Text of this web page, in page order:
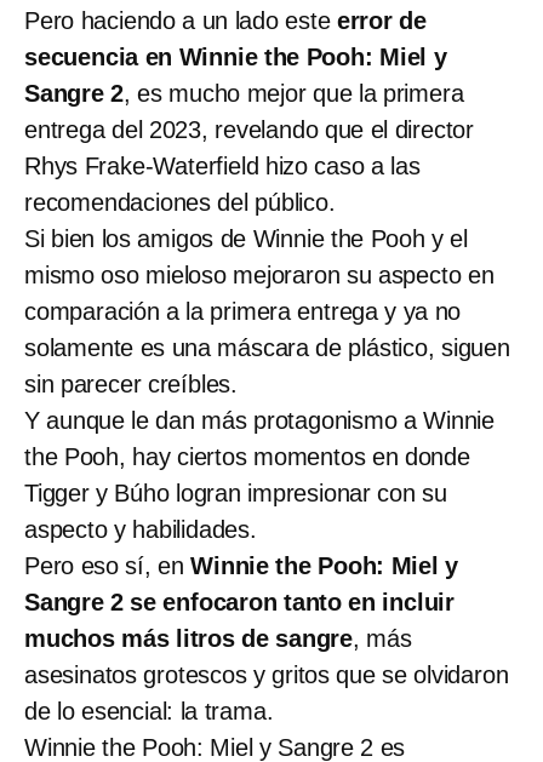
Pero haciendo a un lado este error de
secuencia en Winnie the Pooh: Miel y
Sangre 2, es mucho mejor que la primera
entrega del 2023, revelando que el director
Rhys Frake-Waterfield hizo caso a las
recomendaciones del público.
Si bien los amigos de Winnie the Pooh y el
mismo oso mieloso mejoraron su aspecto en
comparación a la primera entrega y ya no
solamente es una máscara de plástico, siguen
sin parecer creíbles.
Y aunque le dan más protagonismo a Winnie
the Pooh, hay ciertos momentos en donde
Tigger y Búho logran impresionar con su
aspecto y habilidades.
Pero eso sí, enWinnie the Pooh: Miel y
Sangre 2 se enfocaron tanto en incluir
muchos más litros de sangre, más
asesinatos grotescos y gritos que se olvidaron
de lo esencial: la trama.
Winnie the Pooh: Miel y Sangre 2 es